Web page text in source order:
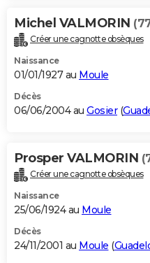
Michel VALMORIN
Créer une cagnotte obsèques
Naissance
01/01/1927 au Moule
Décès
06/06/2004 au Gosier(
Prosper VALMORIN
Créer une cagnotte obsèques
Naissance
25/06/1924 au Moule
Décès
24/11/2001 au Moule (